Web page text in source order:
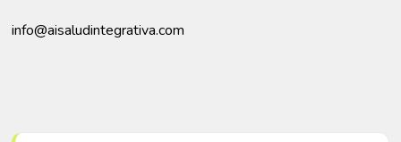
info@aisaludintegrativa.com